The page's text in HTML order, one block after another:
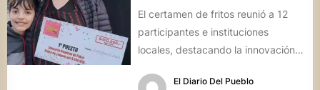
El certamen de fritos reunió a 12
participantes e instituciones
locales, destacando la innovación
El Diario Del Pueblo